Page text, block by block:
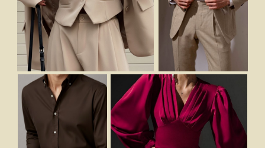
До встречи через...